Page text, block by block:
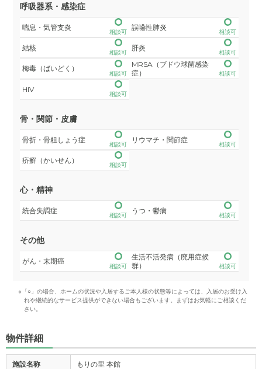
呼吸器系・感染症
喘息・気管支炎
相談可
誤嚥性肺炎
相談可
結核
相談可
肝炎
相談可
梅毒（ばいどく）
相談可
MRSA（ブドウ球菌感染
症）
相談可
HIV
相談可
骨・関節・皮膚
骨折・骨粗しょう症
相談可
リウマチ・関節症
相談可
疥癬（かいせん）
相談可
心・精神
統合失調症
相談可
うつ・鬱病
相談可
その他
がん・末期癌
相談可
生活不活発病（廃用症候
群）
相談可
※「○」の場合、ホームの状況や入居するご本人様の状態等によっては、入居のお受け入
れや継続的なサービス提供ができない場合もございます。まずはお気軽にご相談くだ
さい。
物件詳細
施設名称 もりの里 本館